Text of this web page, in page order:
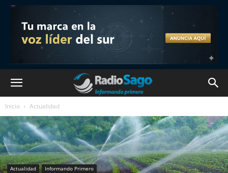
Inicio Actualidad
Actualidad Informando Primero